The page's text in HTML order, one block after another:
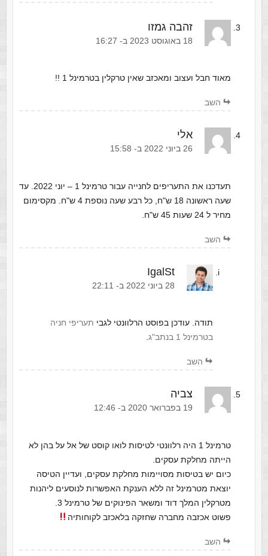
זהבה גמזו
‫18 באוגוסט 2023 ב- 16:27
מאוד חבל ועצוב ומאכזב שאין טרקלין בטרמינל 1 !!
השב
אלי
‫26 ביוני 2022 ב- 15:58
תעדכנו את התעריפים לחנייה עבור טרמינל 1 – יוני 2022. עד
שעה ראשונה 18 ש"ח, כל רבע שעה נוספת 4 ש"ח. מקסימום
מחיר ל 24 שעות 45 ש"ח.
השב
IgalSt
‫28 ביוני 2022 ב- 22:11
תודה. עודכן בפוסט הרלוונטי לגבי תעריפי חניה
בטרמינל 1 בנתב"ג
.
השב
צביה
‫19 בפברואר 2020 ב- 12:46
טרמינל 1 היה רלוונטי לטיסות לואו קוסט של אל על בהן לא
הייתה מחלקת עסקים.
כיום יש בטיסות מסויימות מחלקת עסקים, ועדיין הטיסה
יוצאת מטרמינל זה ללא הענקת האפשרות לנוסעים ליהנות
מטרקלין המלך דוד ומשאר הפינוקים של טרמינל 3.
פשוט אכזבה מחברה שחזקה בלאכזב לקוחותיה
השב